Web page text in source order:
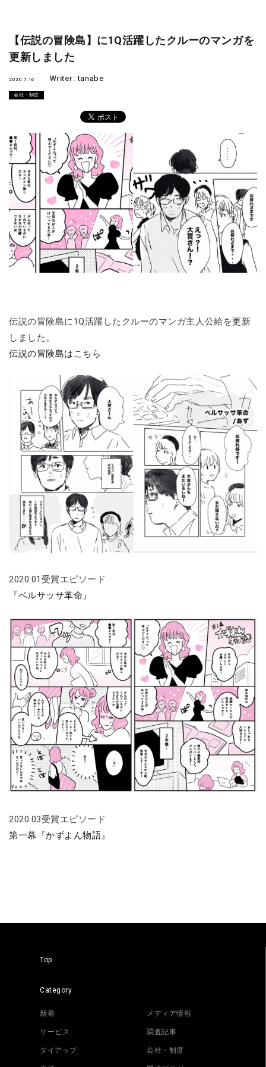
【伝説の冒険島】に1Q活躍したクルーのマンガを
更新しました
2020.7.16 Writer: tanabe
会社・制度
伝説の冒険島に1Q活躍したクルーのマンガ主人公給を更新
しました。
伝説の冒険島はこちら
2020.01受賞エピソード
『ベルサッサ革命』
2020.03受賞エピソード
第一幕『かずよん物語』
Top
Category
新着 メディア情報
サービス 調査記事
タイアップ 会社・制度